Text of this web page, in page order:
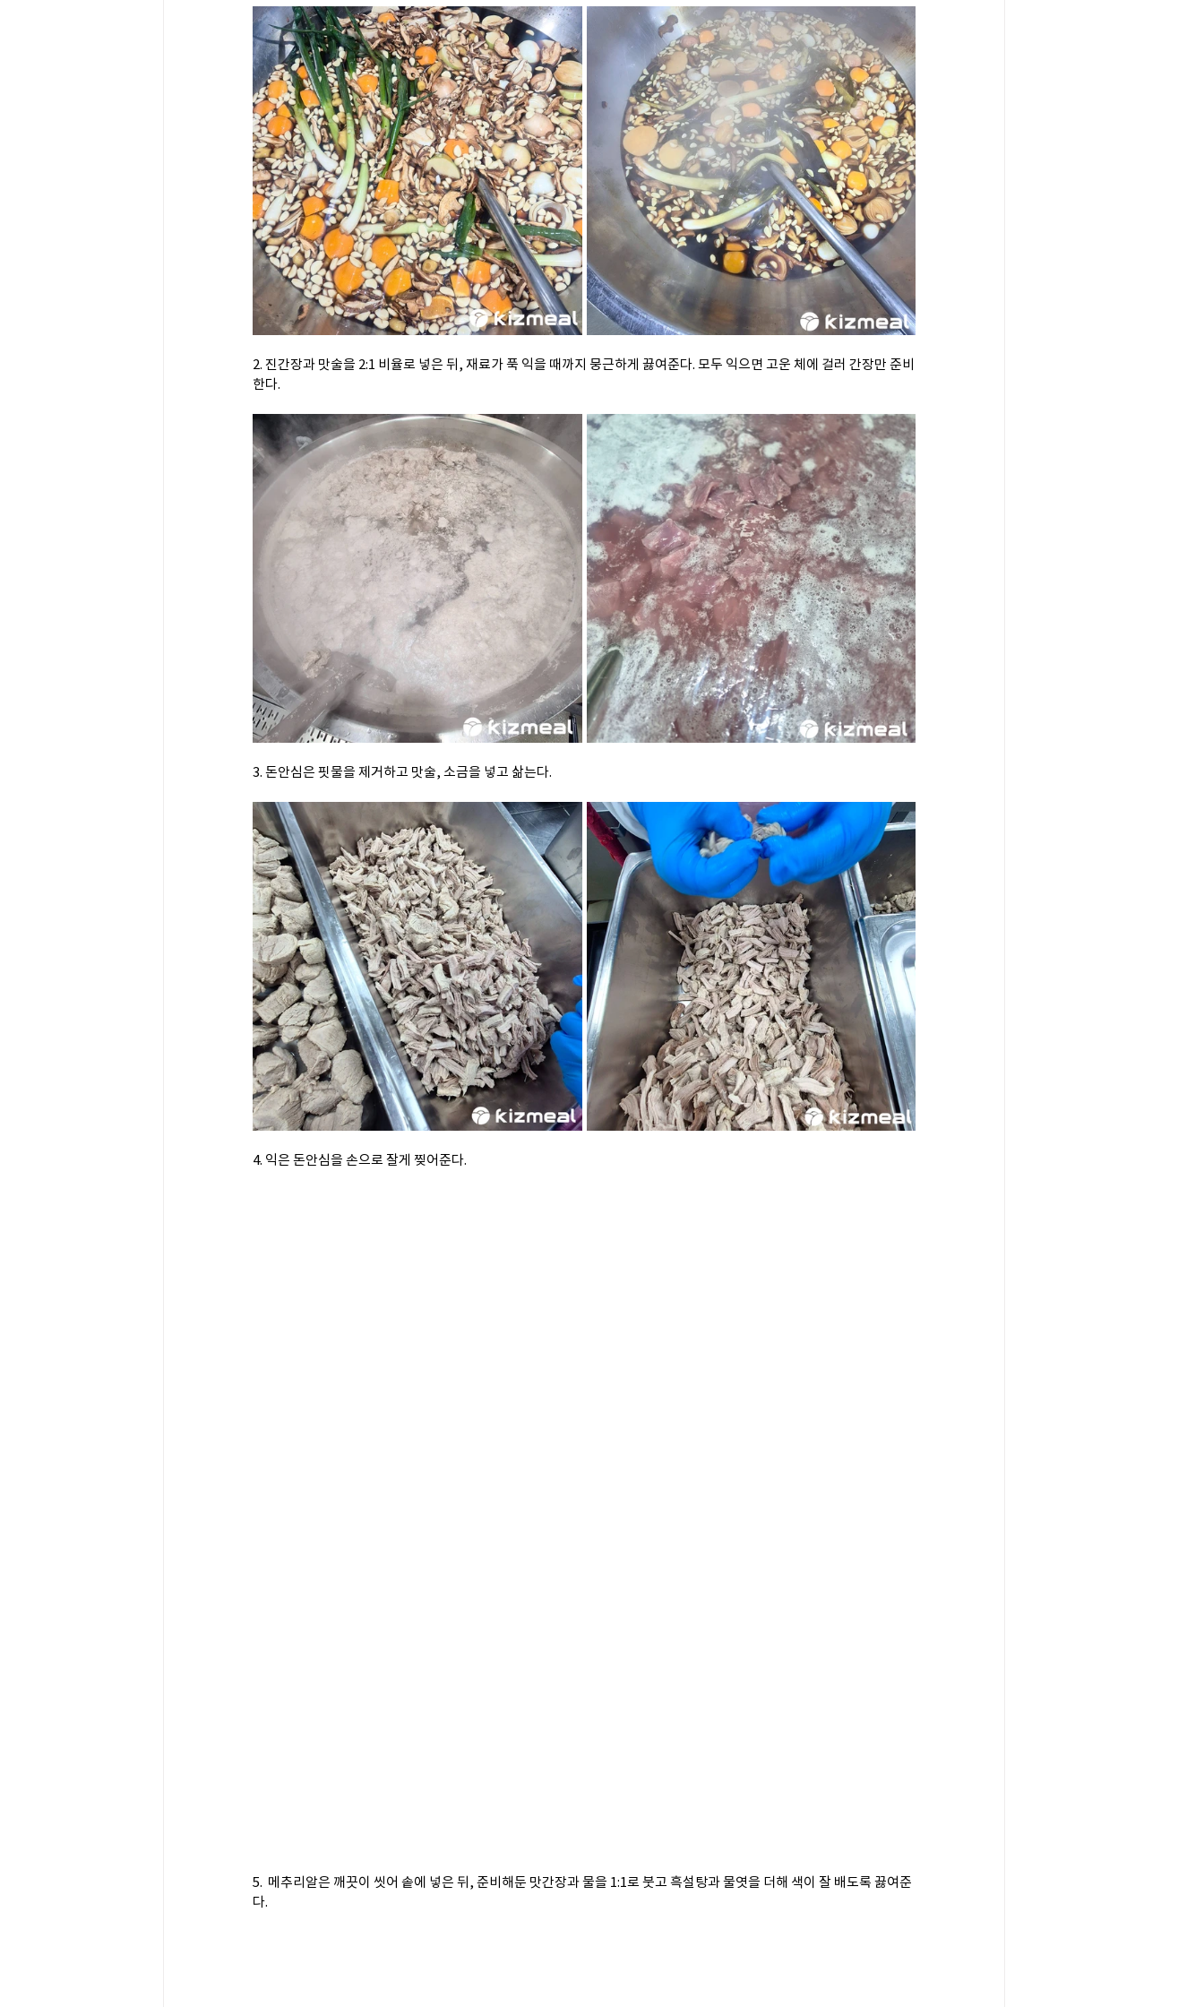
2. 진간장과 맛술을 2:1 비율로 넣은 뒤, 재료가 푹 익을 때까지 뭉근하게 끓여준다. 모두 익으면 고운 체에 걸러 간장만 준비
한다.
3. 돈안심은 핏물을 제거하고 맛술, 소금을 넣고 삶는다.
4. 익은 돈안심을 손으로 잘게 찢어준다.
5.  메추리알은 깨끗이 씻어 솥에 넣은 뒤, 준비해둔 맛간장과 물을 1:1로 붓고 흑설탕과 물엿을 더해 색이 잘 배도록 끓여준
다.